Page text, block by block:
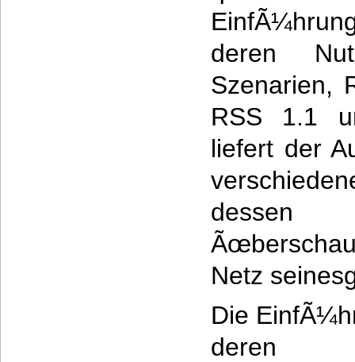
deren
Szenarien,
RSS 1.1
liefert der
dessen
Netz
Die